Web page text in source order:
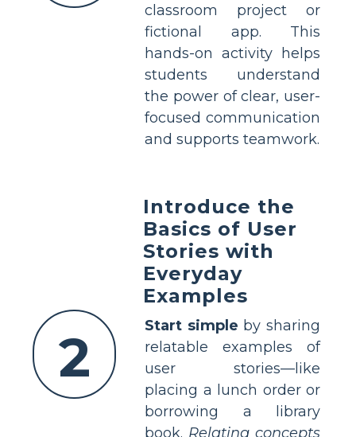
classroom project or
fictional app. This
hands-on activity helps
students understand
the power of clear, user-
focused communication
and supports teamwork.
2
Introduce the
Basics of User
Stories with
Everyday
Examples
Start simple by sharing
relatable examples of
user stories—like
placing a lunch order or
borrowing a library
book. Relating concepts